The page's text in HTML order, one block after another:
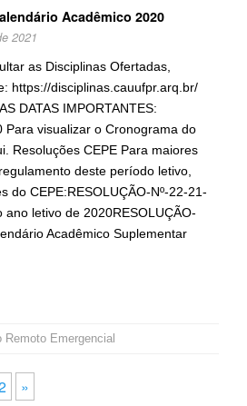
Acadêmico 2020
2021
as Disciplinas Ofertadas,
https://disciplinas.cauufpr.arq.br/
DATAS IMPORTANTES:
Para visualizar o Cronograma do
Resoluções CEPE Para maiores
deste período letivo,
do CEPE:RESOLUÇÃO-Nº-22-21-
ano letivo de 2020RESOLUÇÃO-
Acadêmico Suplementar
Remoto Emergencial
»